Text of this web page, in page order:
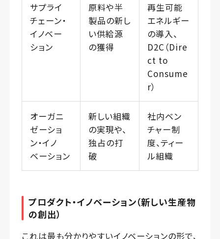
サプライ
チェーン・
イノベー
ション
原料や半
製品の新し
い供給源
の獲得
再生可能
エネルギー
の導入、
D2C（Dire
ct to
Consume
r）
オーガニ
ゼーショ
ン・イノ
ベーション
新しい組織
の実現や、
独占の打
破
社内ベン
チャー制
度、ティー
ル組織
プロダクト・イノベーション（新しい生産物
の創出）
これは最も分かりやすいイノベーションの形で、